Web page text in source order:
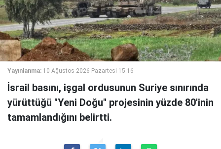
Yayınlanma: 10 Ağustos 2026 Pazartesi 15:16
İsrail basını, işgal ordusunun Suriye sınırında
yürüttüğü "Yeni Doğu" projesinin yüzde 80'inin
tamamlandığını belirtti.